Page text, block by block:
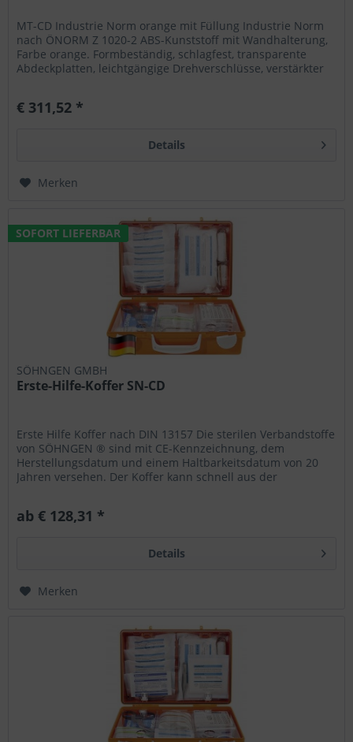
MT-CD Industrie Norm orange mit Füllung Industrie Norm
nach ÖNORM Z 1020-2 ABS-Kunststoff mit Wandhalterung,
Farbe orange. Formbeständig, schlagfest, transparente
Abdeckplatten, leichtgängige Drehverschlüsse, verstärkter
€ 311,52 *
Details
Merken
SOFORT LIEFERBAR
SÖHNGEN GMBH
Erste-Hilfe-Koffer SN-CD
Erste Hilfe Koffer nach DIN 13157 Die sterilen Verbandstoffe
von SÖHNGEN ® sind mit CE-Kennzeichnung, dem
Herstellungsdatum und einem Haltbarkeitsdatum von 20
Jahren versehen. Der Koffer kann schnell aus der
ab € 128,31 *
Details
Merken